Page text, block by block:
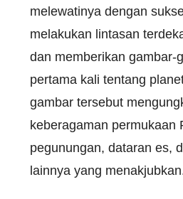
melewatinya dengan
melakukan lintasan
dan memberikan gambar-
pertama kali tentang
gambar tersebut
keberagaman permukaan
pegunungan, dataran es,
lainnya yang